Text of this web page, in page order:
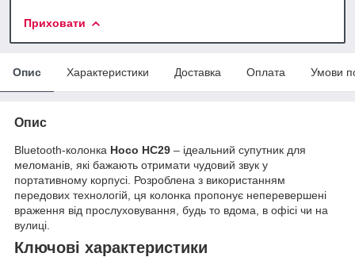
Приховати
Опис Характеристики Доставка Оплата Умови
Опис
Bluetooth-колонка Hoco HC29 – ідеальний супутник для
меломанів, які бажають отримати чудовий звук у
портативному корпусі. Розроблена з використанням
передових технологій, ця колонка пропонує неперевершені
враження від прослуховування, будь то вдома, в офісі чи на
вулиці.
Ключові характеристики